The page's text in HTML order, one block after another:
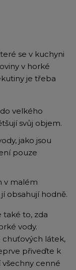
se v kuchyni
v horké
je třeba
velkého
svůj objem.
jako jsou
pouze
v malém
obsahují hodně.
také to, zda
vody.
chuťových látek,
přiveďte k
všechny cenné